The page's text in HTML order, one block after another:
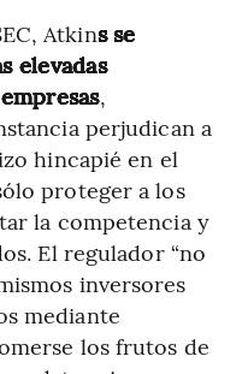
Atkins se
elevadas
,
perjudican a
hincapié en el
proteger a los
la competencia y
El regulador “no
inversores
mediante
los frutos de